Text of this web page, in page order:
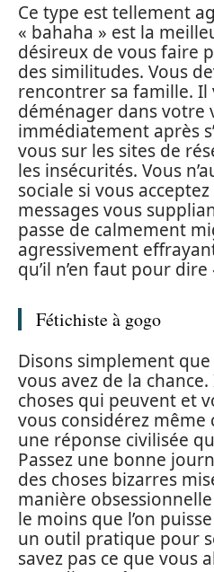
Ce type est tellement
« bahaha » est la
désireux de vous faire
des similitudes. Vous
rencontrer sa famille.
déménager dans
immédiatement après
vous sur les sites de
les insécurités. Vous
sociale si vous
messages vous
passe de calmement
agressivement
qu’il n’en faut pour dire
Fétichiste à gogo
Disons simplement
vous avez de la
choses qui peuvent et
vous considérez
une réponse civilisée
Passez une bonne
des choses bizarres
manière obsessionnelle
le moins que l’on
un outil pratique pour
savez pas ce que vous